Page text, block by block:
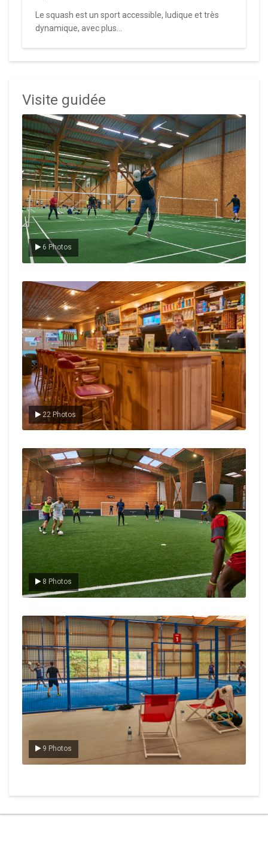
Le squash est un sport accessible, ludique et très
dynamique, avec plus...
Visite guidée
6 Photos
Le badminton
22 Photos
Le Club
8 Photos
Le foot en salle
9 Photos
Le padel